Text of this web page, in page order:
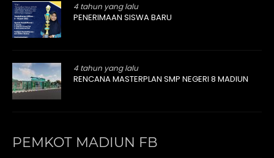
4 tahun yang lalu
PENERIMAAN SISWA BARU
4 tahun yang lalu
RENCANA MASTERPLAN SMP NEGERI 8 MADIUN
PEMKOT MADIUN FB